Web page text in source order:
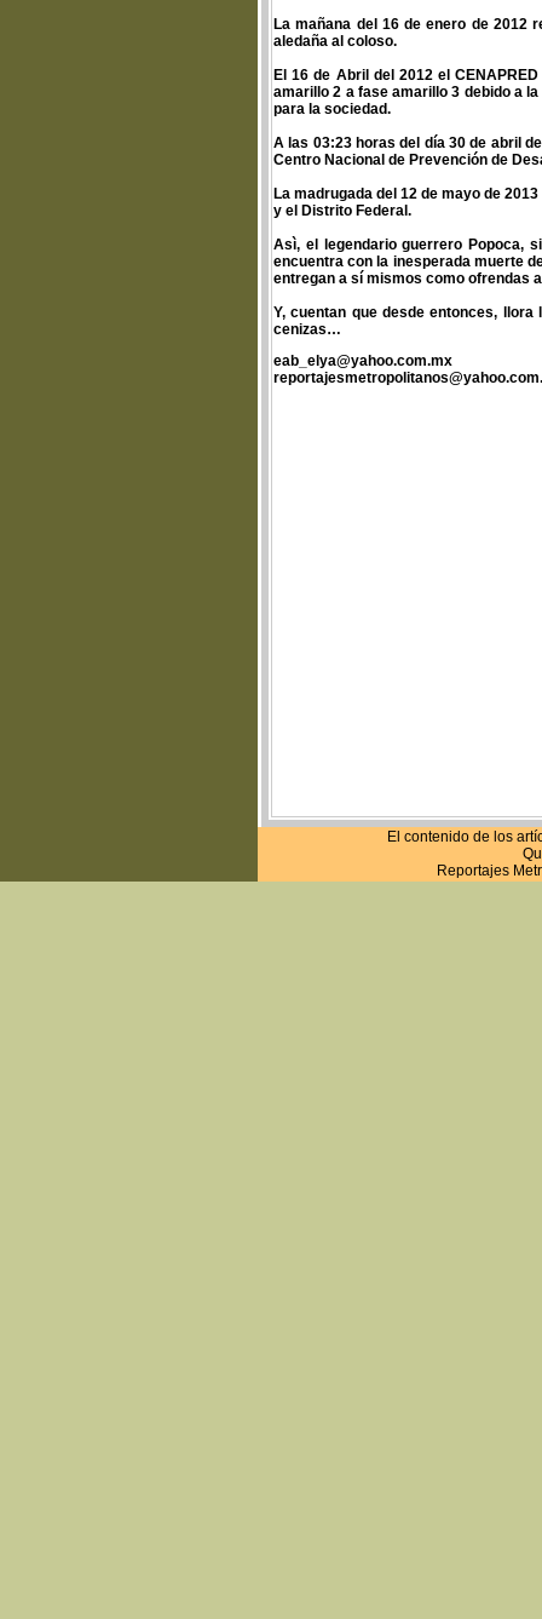
La mañana del 16 de enero de 2012
aledaña al coloso.
El 16 de Abril del 2012 el
amarillo 2 a fase amarillo 3 debido a
para la sociedad.
A las 03:23 horas del día 30 de abril
Centro Nacional de Prevención de
La madrugada del 12 de mayo de
y el Distrito Federal.
Asì, el legendario guerrero Popoca,
encuentra con la inesperada muerte
entregan a sí mismos como ofrendas
Y, cuentan que desde entonces,
cenizas…
eab_elya@yahoo.com.mx
El contenido de los
Reportajes